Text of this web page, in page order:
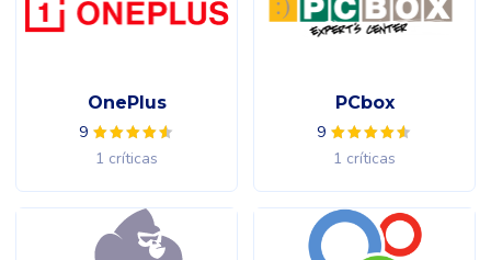
OnePlus
9
1 críticas
PCbox
9
1 críticas